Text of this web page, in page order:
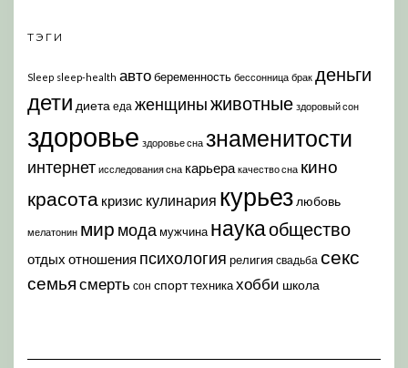
ТЭГИ
Sleep sleep-health автобеременность бессонница брак деньги
дети диета еда женщиныживотные здоровый сон
здоровье здоровье сна знаменитости
интернет исследования сна карьера качество сна кино
красота кризис кулинария курьез любовь
мелатонин мир модамужчина наукаобщество
отдых отношения психология религия свадьба секс
семья смерть сон спорттехникахобби школа